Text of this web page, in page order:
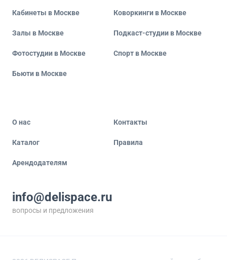
Кабинеты в Москве Коворкинги в Москве
Залы в Москве Подкаст-студии в Москве
Фотостудии в Москве Спорт в Москве
Бьюти в Москве
О нас Контакты
Каталог Правила
Арендодателям
info@delispace.ru
вопросы и предложения